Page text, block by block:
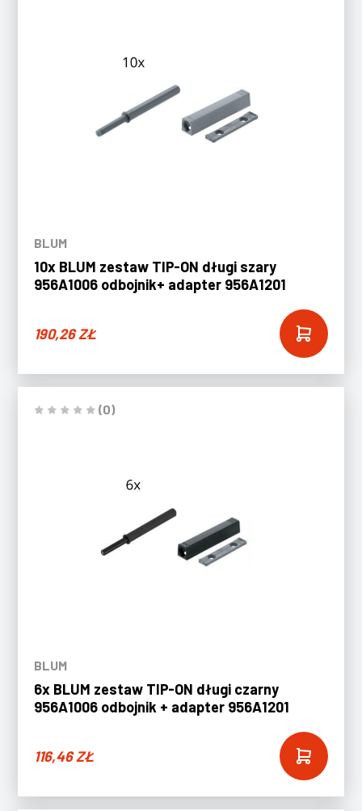
BLUM
10x BLUM zestaw TIP-ON długi szary
956A1006 odbojnik+ adapter 956A1201
190,26ZŁ
(0)
BLUM
6x BLUM zestaw TIP-ON długi czarny
956A1006 odbojnik + adapter 956A1201
116,46ZŁ